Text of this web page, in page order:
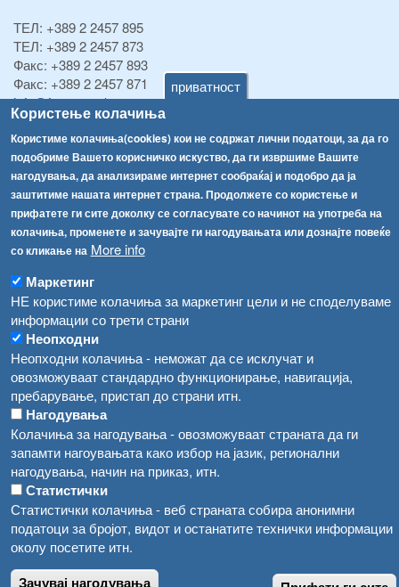
приватност
Користење колачиња
Користиме колачиња(cookies) кои не содржат лични податоци, за да го
подобриме Вашето корисничко искуство, да ги извршиме Вашите
нагодувања, да анализираме интернет сообраќај и подобро да ја
заштитиме нашата интернет страна. Продолжете со користење и
прифатете ги сите доколку се согласувате со начинот на употреба на
колачиња, променете и зачувајте ги нагодувањата или дознајте повеќе
со кликање на More info
Маркетинг
НЕ користиме колачиња за маркетинг цели и не споделуваме
информации со трети страни
Неопходни
Неопходни колачиња - неможат да се исклучат и
овозможуваат стандардно функционирање, навигација,
пребарување, пристап до страни итн.
Нагодувања
Колачиња за нагодувања - овозможуваат страната да ги
запамти нагоувањата како избор на јазик, регионални
нагодувања, начин на приказ, итн.
Статистички
Статистички колачиња - веб страната собира анонимни
податоци за бројот, видот и останатите технички информации
околу посетите итн.
Зачувај нагодувања
ТЕЛ: +389 2 2457 895
ТЕЛ: +389 2 2457 873
Факс: +389 2 2457 893
Факс: +389 2 2457 871
info@fva.gov.mk
[АХВ-претходна страна]
Соопштенија
Република Бугарија ги засили официјалните контроли при увоз на свежо овошје и зеленчук
Високите температури ризик од труење со храна, опасни се и за животните
Водата во Гостивар може да се користи како техничка, продолжува испораката на флаширана вода
Во Гостивар спроведени 70 вонредни контроли
Забраната за водата во Гостивар останува на сила, операторите да користат само технички безбедна вода
Навигација
Архива
Регистри
Обрасци
Огласи